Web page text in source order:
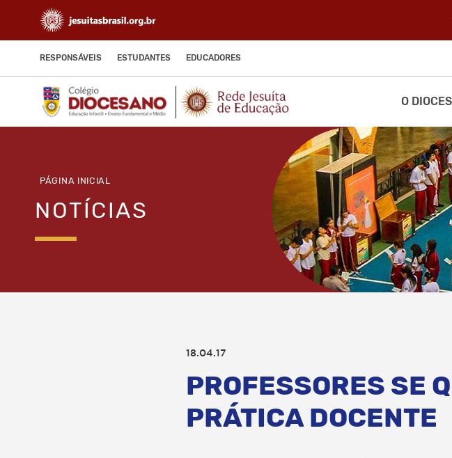
RESPONSÁVEIS ESTUDANTES EDUCADORES
O
PÁGINA INICIAL
NOTÍCIAS
18.04.17
PROFESSORES SE
PRÁTICA DOCENTE